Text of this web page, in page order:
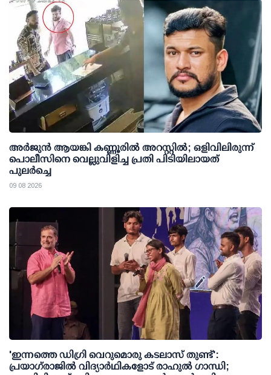
അര്‍ജുന്‍ ആയങ്കി കണ്ണൂരില്‍ അറസ്റ്റില്‍; ഒളിവിലിരുന്ന്
പൊലീസിനെ വെല്ലുവിളിച്ച പ്രതി പിടിയിലായത്
പുലര്‍ച്ചെ
09 08 2026
'ഇന്നത്തെ ഡിഗ്രി വെറുമൊരു കടലാസ് തുണ്ട്':
പ്രയാഗ്‌രാജില്‍ വിദ്യാര്‍ഥികളോട് രാഹുല്‍ ഗാന്ധി;